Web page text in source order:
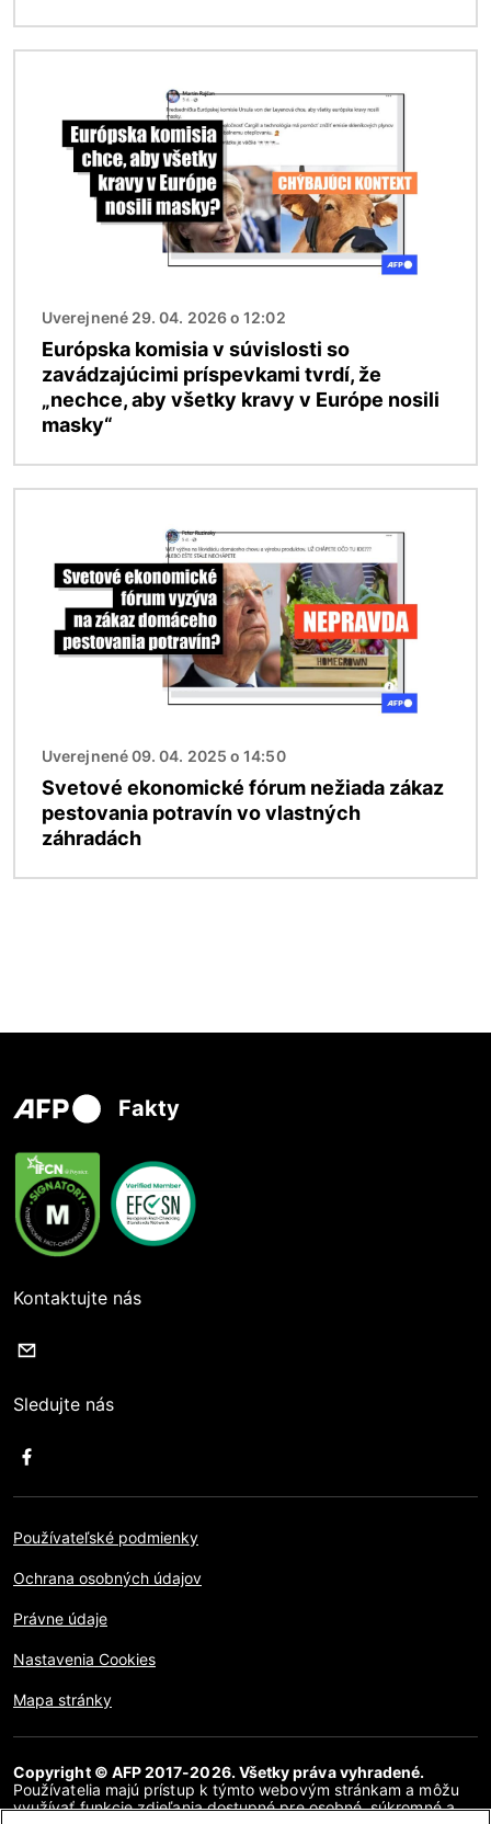
Uverejnené 29. 04. 2026 o 12:02
Európska komisia v súvislosti so
zavádzajúcimi príspevkami tvrdí, že
„nechce, aby všetky kravy v Európe nosili
masky“
Uverejnené 09. 04. 2025 o 14:50
Svetové ekonomické fórum nežiada zákaz
pestovania potravín vo vlastných
záhradách
Fakty
Kontaktujte nás
Sledujte nás
Používateľské podmienky
Ochrana osobných údajov
Právne údaje
Nastavenia Cookies
Mapa stránky
Copyright © AFP 2017-2026. Všetky práva vyhradené.
Používatelia majú prístup k týmto webovým stránkam a môžu
využívať funkcie zdieľania dostupné pre osobné, súkromné a